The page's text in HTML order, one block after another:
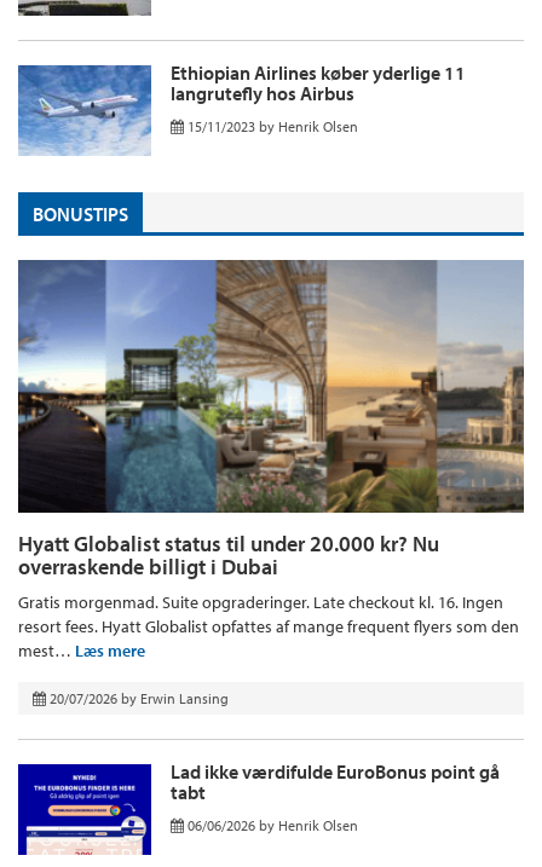
Ethiopian Airlines køber yderlige 11
langrutefly hos Airbus
15/11/2023 by Henrik Olsen
BONUSTIPS
Hyatt Globalist status til under 20.000 kr? Nu
overraskende billigt i Dubai
Gratis morgenmad. Suite opgraderinger. Late checkout kl. 16. Ingen
resort fees. Hyatt Globalist opfattes af mange frequent flyers som den
mest… Læs mere
20/07/2026 by Erwin Lansing
Lad ikke værdifulde EuroBonus point gå
tabt
06/06/2026 by Henrik Olsen